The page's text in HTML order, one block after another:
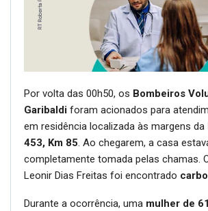
Por volta das 00h50, os Bombeiros
Garibaldi foram acionados para
em residência localizada às margens da
453, Km 85. Ao chegarem, a casa
completamente tomada pelas chamas.
Leonir Dias Freitas foi encontrado
Durante a ocorrência, uma mulher de